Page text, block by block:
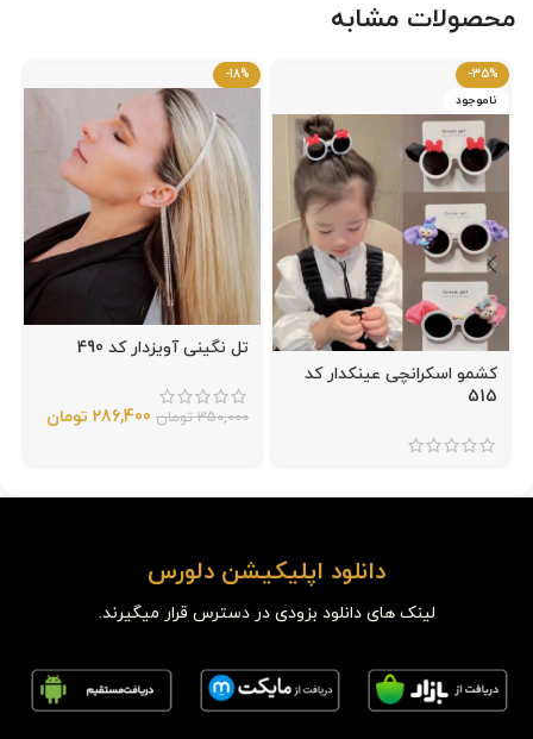
محصولات مشابه
-35%
ناموجود
کشمو اسکرانچی عینکدار کد
515
-18%
تل نگینی آویزدار کد 490
350,000 تومان 286,400 تومان
دانلود اپلیکیشن دلورس
لینک های دانلود بزودی در دسترس قرار میگیرند.